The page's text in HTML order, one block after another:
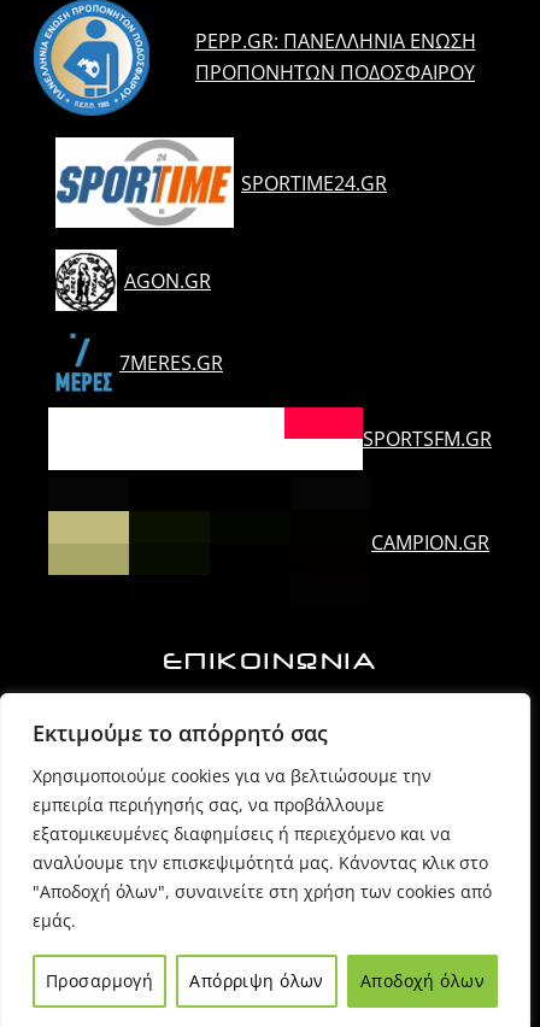
Εκτιμούμε το απόρρητό σας
Χρησιμοποιούμε cookies για να βελτιώσουμε την
εμπειρία περιήγησής σας, να προβάλλουμε
εξατομικευμένες διαφημίσεις ή περιεχόμενο και να
αναλύουμε την επισκεψιμότητά μας. Κάνοντας κλικ στο
"Αποδοχή όλων", συναινείτε στη χρήση των cookies από
εμάς.
Προσαρμογή Απόρριψη όλων Αποδοχή όλων
PEPP.GR: ΠΑΝΕΛΛΉΝΙΑ ΈΝΩΣΗ
ΠΡΟΠΟΝΗΤΏΝ ΠΟΔΟΣΦΑΊΡΟΥ
SPORTIME24.GR
AGON.GR
7MERES.GR
SPORTSFM.GR
CAMPION.GR
ΕΠΙΚΟΙΝΩΝΙΑ
6974725071 (Πρόεδρος Δ.Σ.)
6980054170 (Γραμματέας)
© 2021 Sppartas powered byEntiposis | All rights reserved